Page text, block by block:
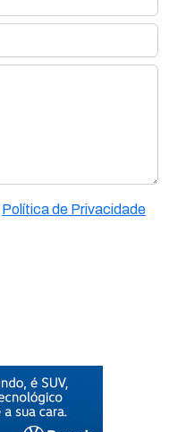
Política de Privacidade